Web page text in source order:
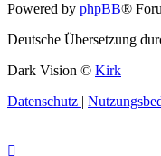
Powered by phpBB®
Deutsche Übersetzung
Dark Vision © Kirk
Datenschutz |